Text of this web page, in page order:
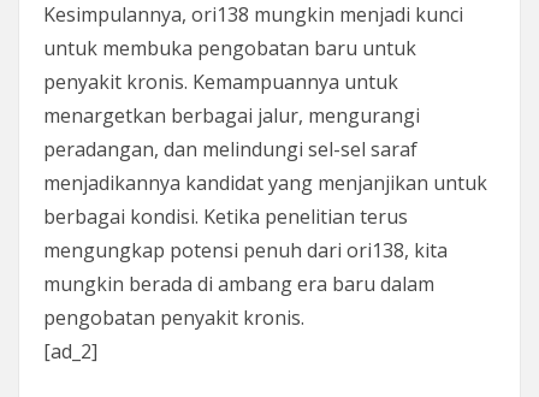
Kesimpulannya, ori138 mungkin menjadi kunci
untuk membuka pengobatan baru untuk
penyakit kronis. Kemampuannya untuk
menargetkan berbagai jalur, mengurangi
peradangan, dan melindungi sel-sel saraf
menjadikannya kandidat yang menjanjikan untuk
berbagai kondisi. Ketika penelitian terus
mengungkap potensi penuh dari ori138, kita
mungkin berada di ambang era baru dalam
pengobatan penyakit kronis.
[ad_2]